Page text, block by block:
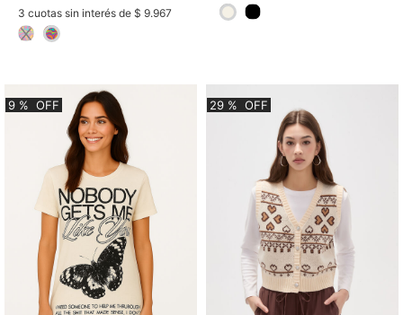
3 cuotas sin interés de $ 9.967 selected
9 % OFF 29 % OFF